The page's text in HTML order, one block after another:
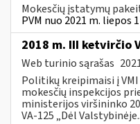
Mokesčių įstatymų
PVM nuo 2021 m. liepos
2018 m. III ketvirčio
Web turinio sąrašas
Politikų kreipimaisi į
mokesčių inspekcijos
ministerijos viršininko
VA-125 „Dėl